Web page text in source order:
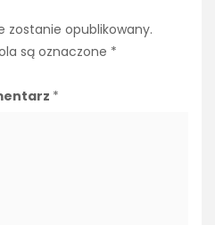
zostanie opublikowany.
są oznaczone *
*